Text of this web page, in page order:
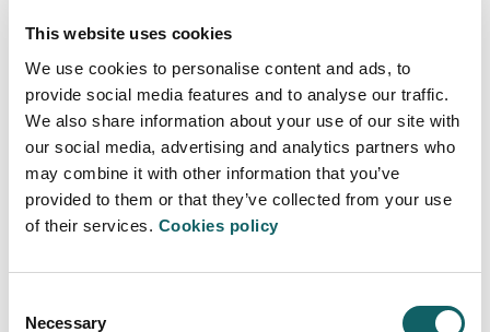
This website uses cookies
We use cookies to personalise content and ads, to
provide social media features and to analyse our traffic.
We also share information about your use of our site with
our social media, advertising and analytics partners who
may combine it with other information that you’ve
provided to them or that they’ve collected from your use
of their services. Cookies policy
Selection
Necessary
pasan 9 horas diarias en situaciones de baja actividad física,
cifra que en el caso de los adolescentes se acerca a las 10
horas.
El estudio subraya, además, la relación que existe entre esta
actitud y el uso de pantallas. De hecho, su uso está
íntimamente relacionado con actitudes sedentarias y con
dormir menos.
Por último, el informe menciona que los problemas
detectados suponen un reto colectivo. De hecho, a pesar de